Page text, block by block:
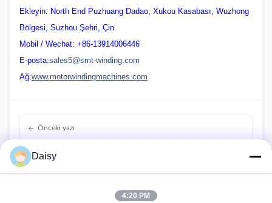
Ekleyin: North End Puzhuang Dadao, Xukou Kasabası, Wuzhong
Bölgesi, Suzhou Şehri, Çin
Mobil / Wechat: +86-13914006446
E-posta:sales5@smt-winding.com
Ağ:www.motorwindingmachines.com
Önceki yazı
Sonraki yazı
F112/F132/F160/F180 için Yeni Stator Sargı Hattı
Daisy
4:20 PM